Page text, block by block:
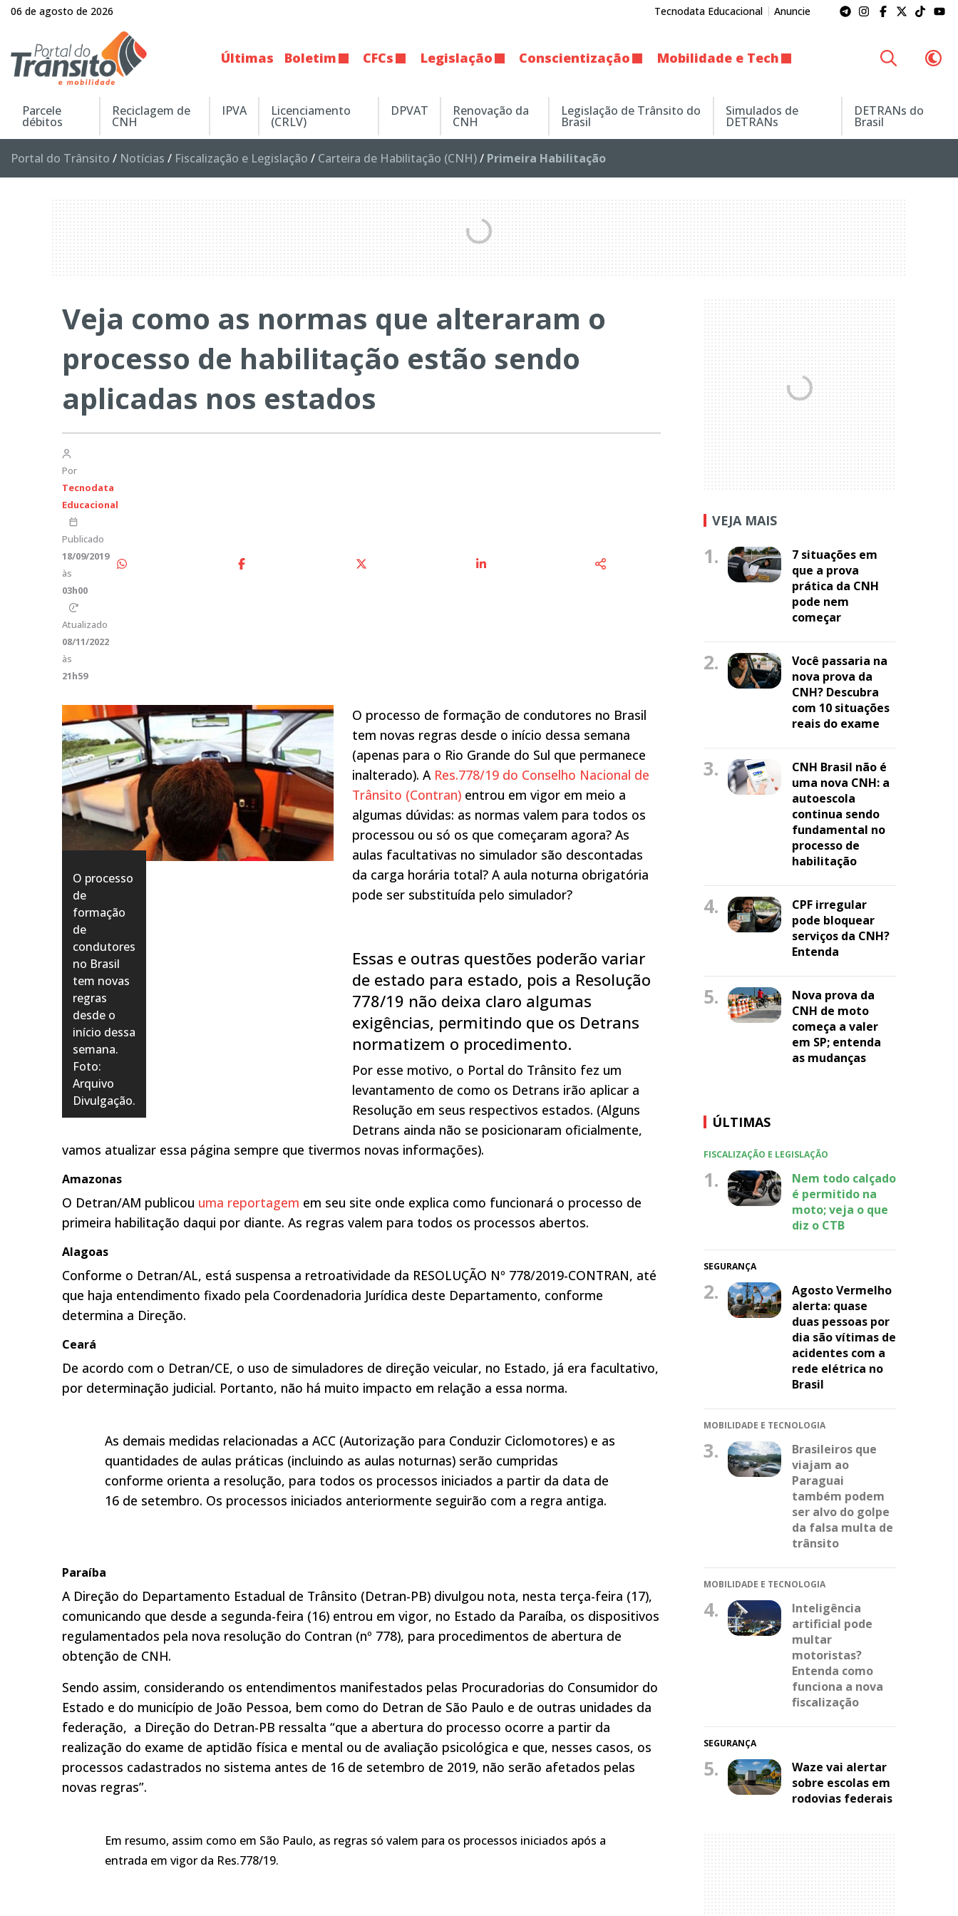
06 de agosto de 2026 Tecnodata Educacional Anuncie
Últimas Boletim CFCs Legislação Conscientização Mobilidade e Tech
Parcele
débitos
Reciclagem de
CNH
IPVA Licenciamento
(CRLV)
DPVAT Renovação da
CNH
Legislação de Trânsito do
Brasil
Simulados de
DETRANs
DETRANs do
Brasil
Portal do Trânsito / Notícias / Fiscalização e Legislação / Carteira de Habilitação (CNH)/ Primeira Habilitação
Veja como as normas que alteraram o
processo de habilitação estão sendo
aplicadas nos estados
Por
Tecnodata
Educacional
Publicado
18/09/2019
às
03h00
Atualizado
08/11/2022
às
21h59
O processo
de
formação
de
condutores
no Brasil
tem novas
regras
desde o
início dessa
semana.
Foto:
Arquivo
Divulgação.
O processo de formação de condutores no Brasil
tem novas regras desde o início dessa semana
(apenas para o Rio Grande do Sul que permanece
inalterado). A Res.778/19 do Conselho Nacional de
Trânsito (Contran) entrou em vigor em meio a
algumas dúvidas: as normas valem para todos os
processou ou só os que começaram agora? As
aulas facultativas no simulador são descontadas
da carga horária total? A aula noturna obrigatória
pode ser substituída pelo simulador?
Essas e outras questões poderão variar
de estado para estado, pois a Resolução
778/19 não deixa claro algumas
exigências, permitindo que os Detrans
normatizem o procedimento.
Por esse motivo, o Portal do Trânsito fez um
levantamento de como os Detrans irão aplicar a
Resolução em seus respectivos estados. (Alguns
Detrans ainda não se posicionaram oficialmente,
vamos atualizar essa página sempre que tivermos novas informações).
Amazonas
O Detran/AM publicou uma reportagem em seu site onde explica como funcionará o processo de
primeira habilitação daqui por diante. As regras valem para todos os processos abertos.
Alagoas
Conforme o Detran/AL, está suspensa a retroatividade da RESOLUÇÃO Nº 778/2019-CONTRAN, até
que haja entendimento fixado pela Coordenadoria Jurídica deste Departamento, conforme
determina a Direção.
Ceará
De acordo com o Detran/CE, o uso de simuladores de direção veicular, no Estado, já era facultativo,
por determinação judicial. Portanto, não há muito impacto em relação a essa norma.
As demais medidas relacionadas a ACC (Autorização para Conduzir Ciclomotores) e as
quantidades de aulas práticas (incluindo as aulas noturnas) serão cumpridas
conforme orienta a resolução, para todos os processos iniciados a partir da data de
16 de setembro. Os processos iniciados anteriormente seguirão com a regra antiga.
Paraíba
A Direção do Departamento Estadual de Trânsito (Detran-PB) divulgou nota, nesta terça-feira (17),
comunicando que desde a segunda-feira (16) entrou em vigor, no Estado da Paraíba, os dispositivos
regulamentados pela nova resolução do Contran (nº 778), para procedimentos de abertura de
obtenção de CNH.
Sendo assim, considerando os entendimentos manifestados pelas Procuradorias do Consumidor do
Estado e do município de João Pessoa, bem como do Detran de São Paulo e de outras unidades da
federação, a Direção do Detran-PB ressalta “que a abertura do processo ocorre a partir da
realização do exame de aptidão física e mental ou de avaliação psicológica e que, nesses casos, os
processos cadastrados no sistema antes de 16 de setembro de 2019, não serão afetados pelas
novas regras”.
Em resumo, assim como em São Paulo, as regras só valem para os processos iniciados após a
entrada em vigor da Res.778/19.
VEJA MAIS
1.
7 situações em
que a prova
prática da CNH
pode nem
começar
2.
Você passaria na
nova prova da
CNH? Descubra
com 10 situações
reais do exame
3.
CNH Brasil não é
uma nova CNH: a
autoescola
continua sendo
fundamental no
processo de
habilitação
4.
CPF irregular
pode bloquear
serviços da CNH?
Entenda
5.
Nova prova da
CNH de moto
começa a valer
em SP; entenda
as mudanças
ÚLTIMAS
FISCALIZAÇÃO E LEGISLAÇÃO
1.
Nem todo calçado
é permitido na
moto; veja o que
diz o CTB
SEGURANÇA
2.
Agosto Vermelho
alerta: quase
duas pessoas por
dia são vítimas de
acidentes com a
rede elétrica no
Brasil
MOBILIDADE E TECNOLOGIA
3.
Brasileiros que
viajam ao
Paraguai
também podem
ser alvo do golpe
da falsa multa de
trânsito
MOBILIDADE E TECNOLOGIA
4.
Inteligência
artificial pode
multar
motoristas?
Entenda como
funciona a nova
fiscalização
SEGURANÇA
5.
Waze vai alertar
sobre escolas em
rodovias federais